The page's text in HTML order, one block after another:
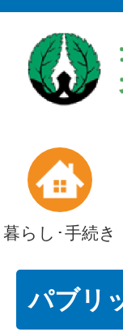
暮らし･手続き
パブリ